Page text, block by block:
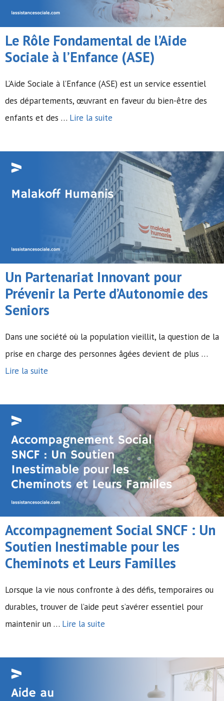
Le Rôle Fondamental de l’Aide
Sociale à l’Enfance (ASE)
L’Aide Sociale à l’Enfance (ASE) est un service essentiel
des départements, œuvrant en faveur du bien-être des
enfants et des … Lire la suite
Un Partenariat Innovant pour
Prévenir la Perte d’Autonomie des
Seniors
Dans une société où la population vieillit, la question de la
prise en charge des personnes âgées devient de plus …
Lire la suite
Accompagnement Social SNCF : Un
Soutien Inestimable pour les
Cheminots et Leurs Familles
Lorsque la vie nous confronte à des défis, temporaires ou
durables, trouver de l’aide peut s’avérer essentiel pour
maintenir un … Lire la suite